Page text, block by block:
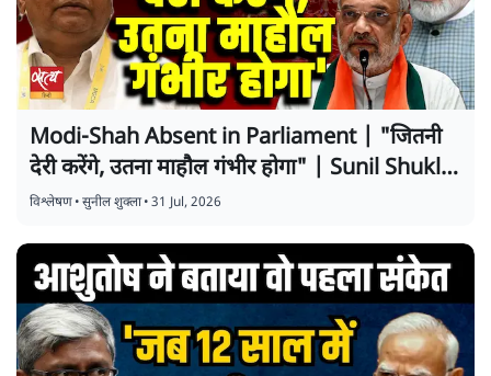
Modi-Shah Absent in Parliament | "जितनी
देरी करेंगे, उतना माहौल गंभीर होगा" | Sunil Shukla
Analysis
विश्लेषण•सुनील शुक्ला•31 Jul, 2026